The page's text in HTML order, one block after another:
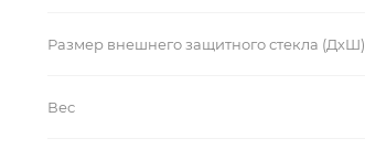
Размер внешнего защитного стекла (ДхШ)
Вес